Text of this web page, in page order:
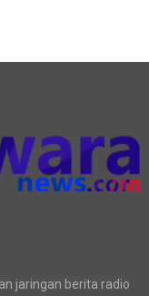
jaringan berita radio